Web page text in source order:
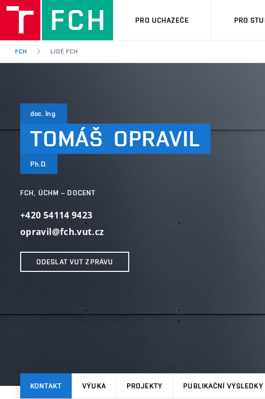
PRO UCHAZEČE PRO
FCH LIDÉ FCH
doc. Ing.
TOMÁŠ OPRAVIL
Ph.D.
FCH, ÚCHM – DOCENT
+420 54114 9423
opravil@fch.vut.cz
ODESLAT VUT ZPRÁVU
KONTAKT VÝUKA PROJEKTY PUBLIKAČNÍ VÝSLEDKY